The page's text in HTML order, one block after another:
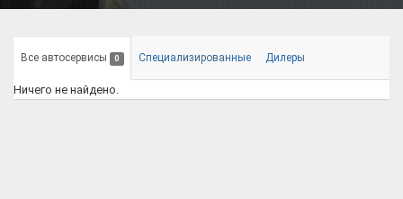
Все автосервисы 0 Специализированные Дилеры
Ничего не найдено.